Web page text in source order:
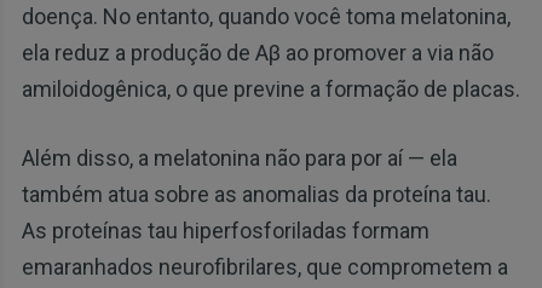
doença. No entanto, quando você toma melatonina,
ela reduz a produção de Aβ ao promover a via não
amiloidogênica, o que previne a formação de placas.
Além disso, a melatonina não para por aí — ela
também atua sobre as anomalias da proteína tau.
As proteínas tau hiperfosforiladas formam
emaranhados neurofibrilares, que comprometem a